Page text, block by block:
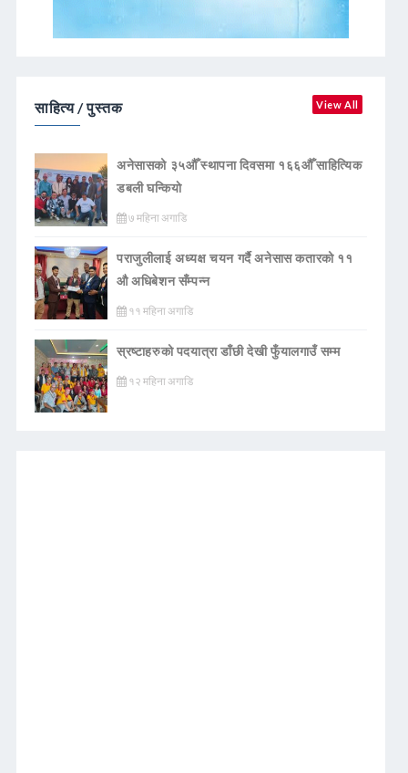
साहित्य / पुस्तक View All
अनेसासको ३५औँ स्थापना दिवसमा १६६औँ साहित्यिक
डबली घन्कियाे
७ महिना अगाडि
पराजुलीलाई अध्यक्ष चयन गर्दै अनेसास कतारको ११
औ अधिबेशन सँम्पन्न
११ महिना अगाडि
स्रष्टाहरुको पदयात्रा डाँछी देखी फुँयालगाउँ सम्म
१२ महिना अगाडि